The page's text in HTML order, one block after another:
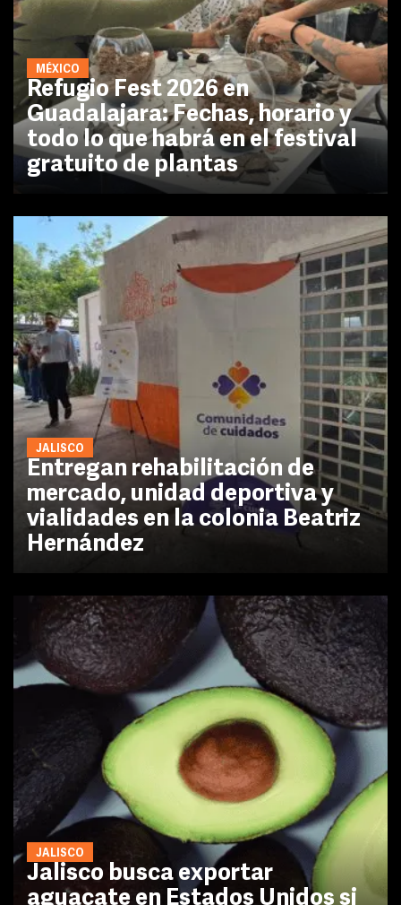
MÉXICO
Refugio Fest 2026 en
Guadalajara: Fechas, horario y
todo lo que habrá en el festival
gratuito de plantas
JALISCO
Entregan rehabilitación de
mercado, unidad deportiva y
vialidades en la colonia Beatriz
Hernández
JALISCO
Jalisco busca exportar
aguacate en Estados Unidos si